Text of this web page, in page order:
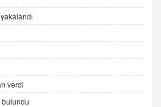
Yüzüne Vurulan Şamar:
ASLAN
Ne? "Beraber Yürüyoruz"
verdi
bulundu